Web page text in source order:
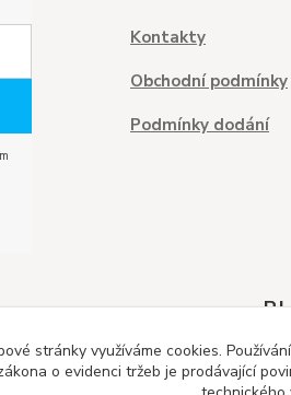
Kontakty
Obchodní podmínky
Podmínky dodání
stránky využíváme cookies.
o evidenci tržeb je prodávající